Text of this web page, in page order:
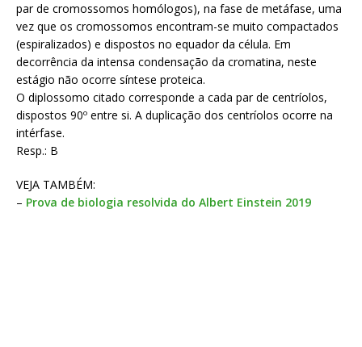
par de cromossomos homólogos), na fase de metáfase, uma
vez que os cromossomos encontram-se muito compactados
(espiralizados) e dispostos no equador da célula. Em
decorrência da intensa condensação da cromatina, neste
estágio não ocorre síntese proteica.
O diplossomo citado corresponde a cada par de centríolos,
dispostos 90º entre si. A duplicação dos centríolos ocorre na
intérfase.
Resp.: B
VEJA TAMBÉM:
– Prova de biologia resolvida do Albert Einstein 2019